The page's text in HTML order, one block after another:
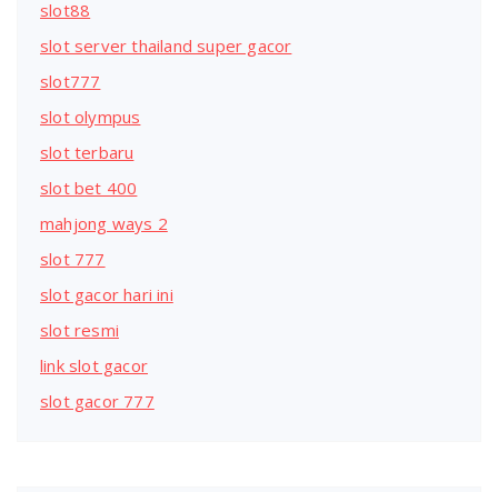
slot88
slot server thailand super gacor
slot777
slot olympus
slot terbaru
slot bet 400
mahjong ways 2
slot 777
slot gacor hari ini
slot resmi
link slot gacor
slot gacor 777